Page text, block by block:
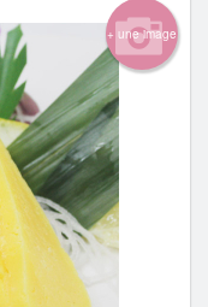
+ une image